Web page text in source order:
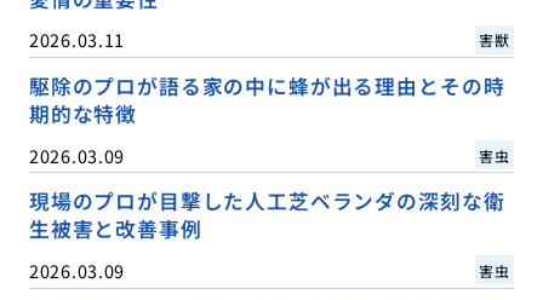
2026.03.11 害獣
駆除のプロが語る家の中に蜂が出る理由とその時
期的な特徴
2026.03.09 害虫
現場のプロが目撃した人工芝ベランダの深刻な衛
生被害と改善事例
2026.03.09 害虫